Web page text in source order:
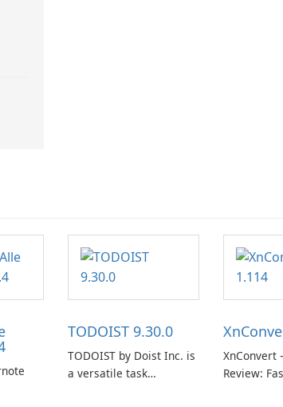
TODOIST 9.30.0
TODOIST by Doist Inc. is
a versatile task
XnConvert
Review: